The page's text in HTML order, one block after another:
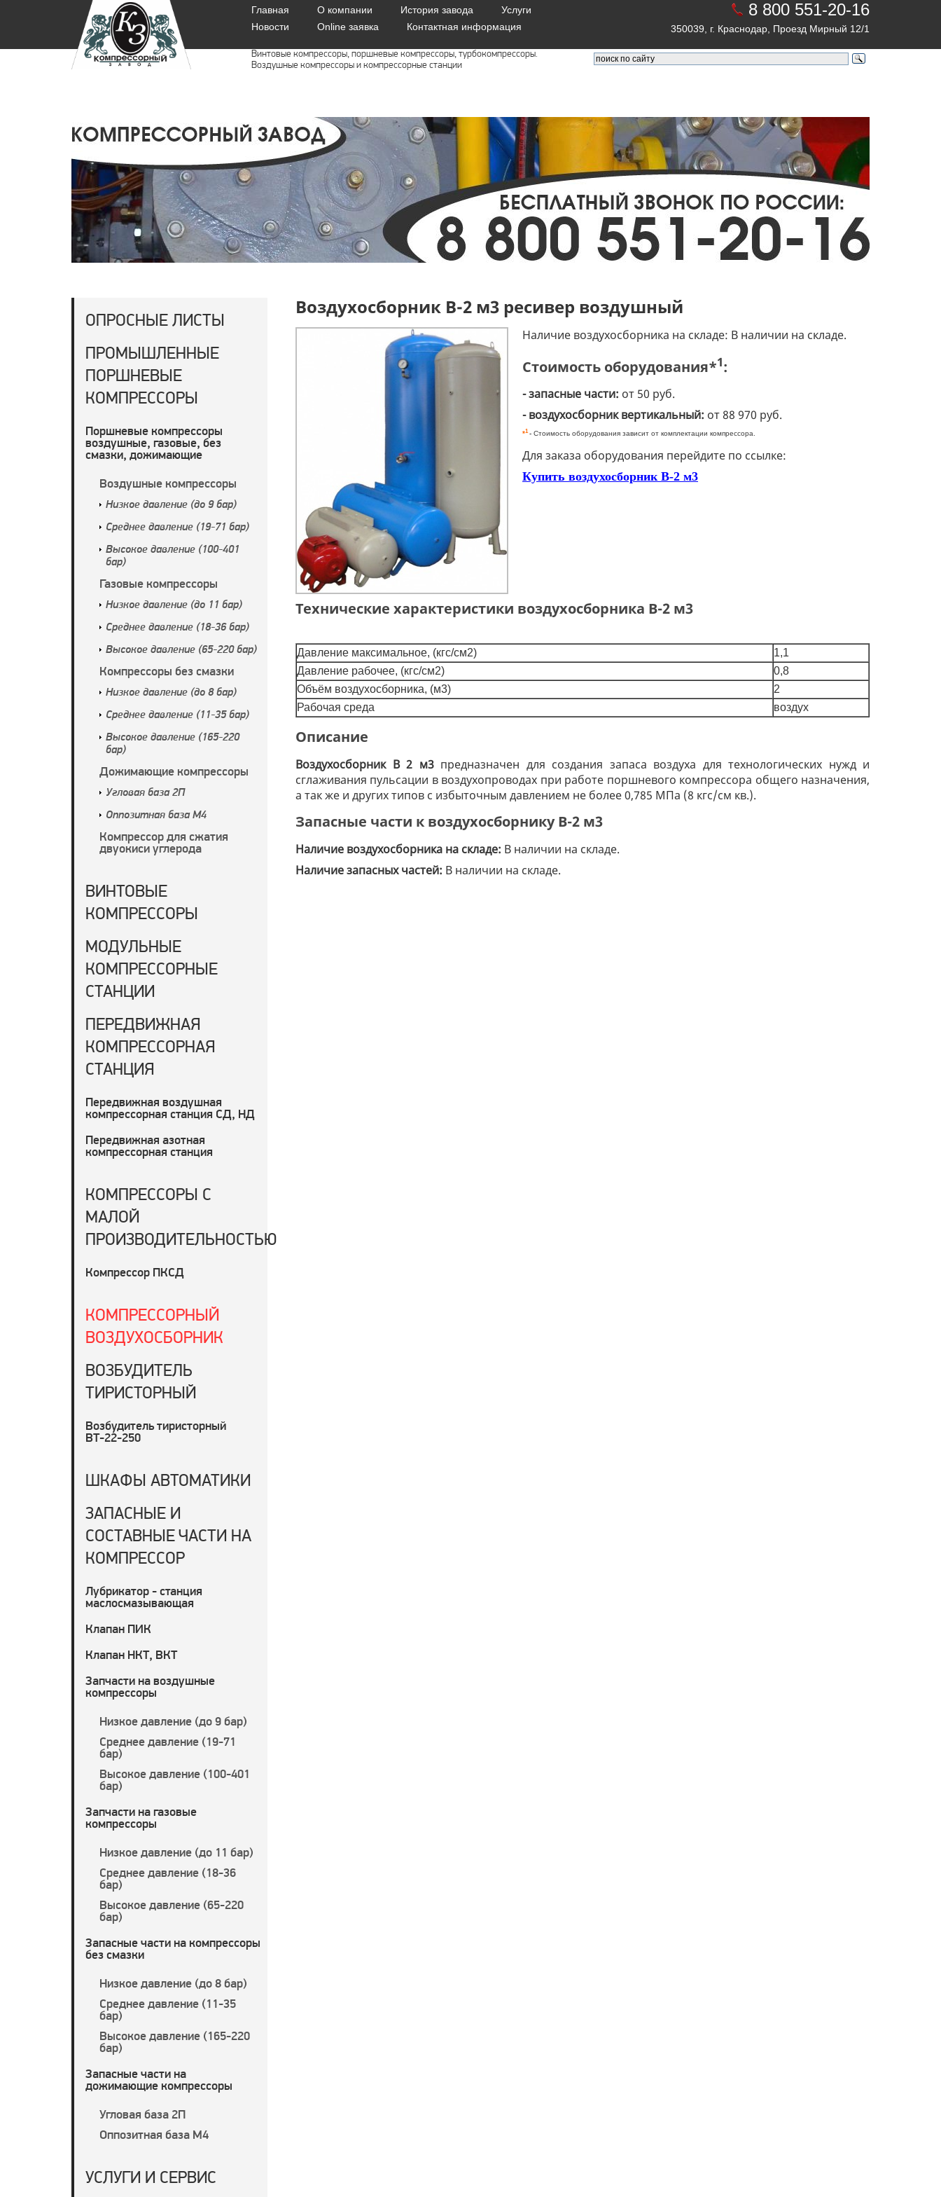
Главная О компании История завода
Услуги
Новости
Online заявка Контактная информация
8 800 551-20-16
350039, г. Краснодар, Проезд Мирный 12/1
Винтовые компрессоры, поршневые компрессоры, турбокомпрессоры.
Воздушные компрессоры и компрессорные станции
ОПРОСНЫЕ ЛИСТЫ
ПРОМЫШЛЕННЫЕ
ПОРШНЕВЫЕ
КОМПРЕССОРЫ
Поршневые компрессоры
воздушные, газовые, без
смазки, дожимающие
Воздушные компрессоры
Низкое давление (до 9 бар)
Среднее давление (19-71 бар)
Высокое давление (100-401
бар)
Газовые компрессоры
Низкое давление (до 11 бар)
Среднее давление (18-36 бар)
Высокое давление (65-220 бар)
Компрессоры без смазки
Низкое давление (до 8 бар)
Среднее давление (11-35 бар)
Высокое давление (165-220
бар)
Дожимающие компрессоры
Угловая база 2П
Оппозитная база М4
Компрессор для сжатия
двуокиси углерода
ВИНТОВЫЕ
КОМПРЕССОРЫ
МОДУЛЬНЫЕ
КОМПРЕССОРНЫЕ
СТАНЦИИ
ПЕРЕДВИЖНАЯ
КОМПРЕССОРНАЯ
СТАНЦИЯ
Передвижная воздушная
компрессорная станция СД, НД
Передвижная азотная
компрессорная станция
КОМПРЕССОРЫ С
МАЛОЙ
ПРОИЗВОДИТЕЛЬНОСТЬЮ
Компрессор ПКСД
КОМПРЕССОРНЫЙ
ВОЗДУХОСБОРНИК
ВОЗБУДИТЕЛЬ
ТИРИСТОРНЫЙ
Возбудитель тиристорный
ВТ-22-250
ШКАФЫ АВТОМАТИКИ
ЗАПАСНЫЕ И
СОСТАВНЫЕ ЧАСТИ НА
КОМПРЕССОР
Лубрикатор - станция
маслосмазывающая
Клапан ПИК
Клапан НКТ, ВКТ
Запчасти на воздушные
компрессоры
Низкое давление (до 9 бар)
Среднее давление (19-71
бар)
Высокое давление (100-401
бар)
Запчасти на газовые
компрессоры
Низкое давление (до 11 бар)
Среднее давление (18-36
бар)
Высокое давление (65-220
бар)
Запасные части на компрессоры
без смазки
Низкое давление (до 8 бар)
Среднее давление (11-35
бар)
Высокое давление (165-220
бар)
Запасные части на
дожимающие компрессоры
Угловая база 2П
Оппозитная база М4
УСЛУГИ И СЕРВИС
Воздухосборник В-2 м3 ресивер воздушный
Наличие воздухосборника на складе: В наличии на складе.
Стоимость оборудования*1:
- запасные части: от 50 руб.
- воздухосборник вертикальный: от 88 970 руб.
*1 - Стоимость оборудования зависит от комплектации компрессора.
Для заказа оборудования перейдите по ссылке:
Купить воздухосборник В-2 м3
Технические характеристики воздухосборника В-2 м3
Давление максимальное, (кгс/см2)
1,1
Давление рабочее, (кгс/см2)
0,8
Объём воздухосборника, (м3)
2
Рабочая среда
воздух
Описание
Воздухосборник В 2 м3предназначен для создания запаса воздуха для технологических нужд и
сглаживания пульсации в воздухопроводах при работе поршневого компрессора общего назначения,
а так же и других типов с избыточным давлением не более 0,785 МПа (8 кгс/см кв.).
Запасные части к воздухосборнику В-2 м3
Наличие воздухосборника на складе: В наличии на складе.
Наличие запасных частей: В наличии на складе.